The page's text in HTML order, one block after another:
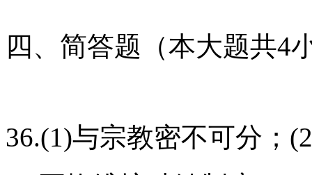
四、简答题（本大题共4
36.(1)与宗教密不可分；